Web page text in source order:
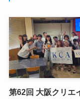
第62回 大阪クリエ